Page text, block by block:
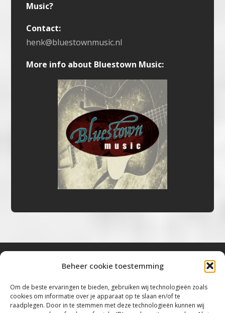
Beheer cookie toestemming
Om de beste ervaringen te bieden, gebruiken wij technologieën zoals
cookies om informatie over je apparaat op te slaan en/of te
raadplegen. Door in te stemmen met deze technologieën kunnen wij
Music?
Contact:
henk@bluestownmusic.nl
More info about Bluestown Music:
“Voor de mooiste Blues, Rock, Roots &